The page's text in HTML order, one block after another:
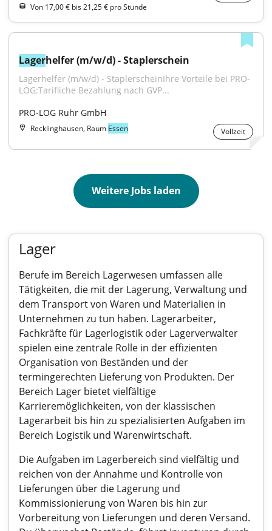
Von 17,00 € bis 21,25 € pro Stunde
Lagerhelfer (m/w/d) - Staplerschein
Lagerhelfer (m/w/d) - StaplerscheinIhre Vorteile bei PRO-
LOG:Tarifliche Bezahlung nach GVP...
PRO-LOG Ruhr GmbH
Recklinghausen, Raum Essen Vollzeit
Weitere Jobs laden
Lager
Berufe im Bereich Lagerwesen umfassen alle
Tätigkeiten, die mit der Lagerung, Verwaltung und
dem Transport von Waren und Materialien in
Unternehmen zu tun haben. Lagerarbeiter,
Fachkräfte für Lagerlogistik oder Lagerverwalter
spielen eine zentrale Rolle in der effizienten
Organisation von Beständen und der
termingerechten Lieferung von Produkten. Der
Bereich Lager bietet vielfältige
Karrieremöglichkeiten, von der klassischen
Lagerarbeit bis hin zu spezialisierten Aufgaben im
Bereich Logistik und Warenwirtschaft.
Die Aufgaben im Lagerbereich sind vielfältig und
reichen von der Annahme und Kontrolle von
Lieferungen über die Lagerung und
Kommissionierung von Waren bis hin zur
Vorbereitung von Lieferungen und deren Versand.